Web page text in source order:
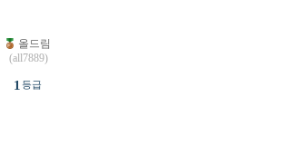
올드림
(all7889)
1 등급